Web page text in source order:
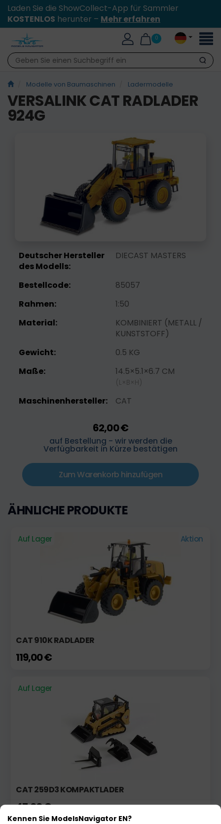
Laden Sie die ShowCollect-App für Sammler
KOSTENLOS herunter – Mehr erfahren
0
Suche
Modelle von Baumaschinen Ladermodelle
VERSALINK CAT RADLADER
924G
Deutscher Hersteller
des Modells:
DIECAST MASTERS
Bestellcode:
85057
Rahmen:
1:50
Material:
KOMBINIERT (METALL /
KUNSTSTOFF)
Gewicht:
0.5 KG
Maße:
14.5×5.1×6.7 CM
(L×B×H)
Maschinenhersteller: CAT
62,00 €
auf Bestellung - wir werden die
Verfügbarkeit in Kürze bestätigen
Zum Warenkorb hinzufügen
ÄHNLICHE PRODUKTE
Auf Lager Aktion
CAT 910K RADLADER
119,00 €
Auf Lager
CAT 259D3 KOMPAKTLADER
47,00 €
Kennen Sie ModelsNavigator EN?